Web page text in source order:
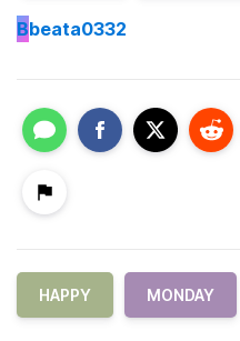
Bbeata0332
HAPPY MONDAY